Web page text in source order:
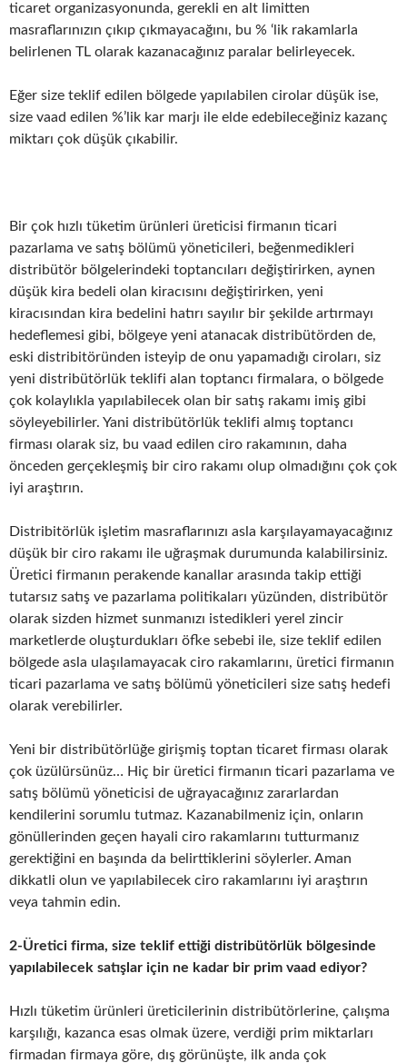
ticaret organizasyonunda, gerekli en alt limitten
masraflarınızın çıkıp çıkmayacağını, bu % ‘lik rakamlarla
belirlenen TL olarak kazanacağınız paralar belirleyecek.
Eğer size teklif edilen bölgede yapılabilen cirolar düşük ise,
size vaad edilen %’lik kar marjı ile elde edebileceğiniz kazanç
miktarı çok düşük çıkabilir.
Bir çok hızlı tüketim ürünleri üreticisi firmanın ticari
pazarlama ve satış bölümü yöneticileri, beğenmedikleri
distribütör bölgelerindeki toptancıları değiştirirken, aynen
düşük kira bedeli olan kiracısını değiştirirken, yeni
kiracısından kira bedelini hatırı sayılır bir şekilde artırmayı
hedeflemesi gibi, bölgeye yeni atanacak distribütörden de,
eski distribitöründen isteyip de onu yapamadığı ciroları, siz
yeni distribütörlük teklifi alan toptancı firmalara, o bölgede
çok kolaylıkla yapılabilecek olan bir satış rakamı imiş gibi
söyleyebilirler. Yani distribütörlük teklifi almış toptancı
firması olarak siz, bu vaad edilen ciro rakamının, daha
önceden gerçekleşmiş bir ciro rakamı olup olmadığını çok çok
iyi araştırın.
Distribitörlük işletim masraflarınızı asla karşılayamayacağınız
düşük bir ciro rakamı ile uğraşmak durumunda kalabilirsiniz.
Üretici firmanın perakende kanallar arasında takip ettiği
tutarsız satış ve pazarlama politikaları yüzünden, distribütör
olarak sizden hizmet sunmanızı istedikleri yerel zincir
marketlerde oluşturdukları öfke sebebi ile, size teklif edilen
bölgede asla ulaşılamayacak ciro rakamlarını, üretici firmanın
ticari pazarlama ve satış bölümü yöneticileri size satış hedefi
olarak verebilirler.
Yeni bir distribütörlüğe girişmiş toptan ticaret firması olarak
çok üzülürsünüz… Hiç bir üretici firmanın ticari pazarlama ve
satış bölümü yöneticisi de uğrayacağınız zararlardan
kendilerini sorumlu tutmaz. Kazanabilmeniz için, onların
gönüllerinden geçen hayali ciro rakamlarını tutturmanız
gerektiğini en başında da belirttiklerini söylerler. Aman
dikkatli olun ve yapılabilecek ciro rakamlarını iyi araştırın
veya tahmin edin.
2-Üretici firma, size teklif ettiği distribütörlük bölgesinde
yapılabilecek satışlar için ne kadar bir prim vaad ediyor?
Hızlı tüketim ürünleri üreticilerinin distribütörlerine, çalışma
karşılığı, kazanca esas olmak üzere, verdiği prim miktarları
firmadan firmaya göre, dış görünüşte, ilk anda çok